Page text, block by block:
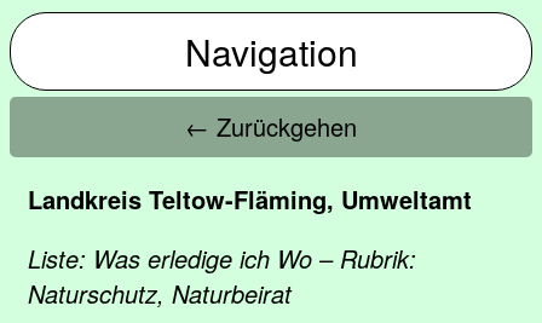
Navigation
← Zurückgehen
Landkreis Teltow-Fläming, Umweltamt
Liste: Was erledige ich Wo – Rubrik:
Naturschutz, Naturbeirat